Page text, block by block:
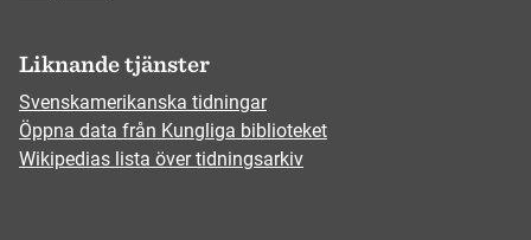
Liknande tjänster
Svenskamerikanska tidningar
Öppna data från Kungliga biblioteket
Wikipedias lista över tidningsarkiv